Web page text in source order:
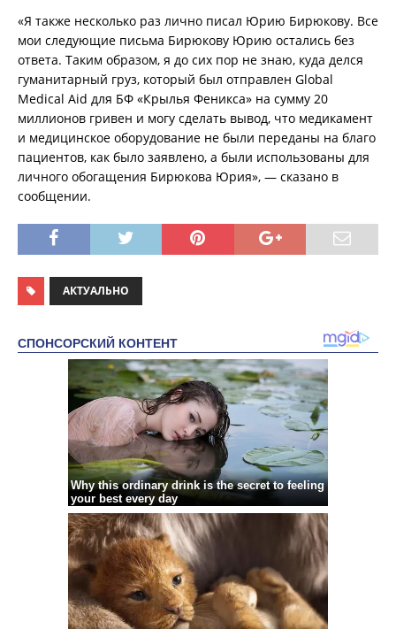
«Я также несколько раз лично писал Юрию Бирюкову. Все
мои следующие письма Бирюкову Юрию остались без
ответа. Таким образом, я до сих пор не знаю, куда делся
гуманитарный груз, который был отправлен Global
Medical Aid для БФ «Крылья Феникса» на сумму 20
миллионов гривен и могу сделать вывод, что медикамент
и медицинское оборудование не были переданы на благо
пациентов, как было заявлено, а были использованы для
личного обогащения Бирюкова Юрия», — сказано в
сообщении.
АКТУАЛЬНО